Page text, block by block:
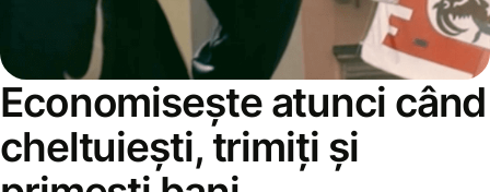
Economisește atunci când
cheltuiești, trimiți și